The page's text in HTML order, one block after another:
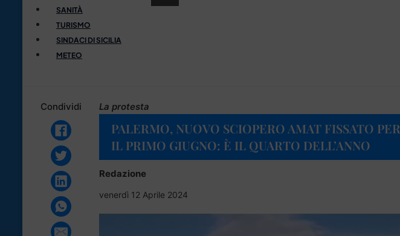
SANITÀ
TURISMO
SINDACI DI SICILIA
METEO
Condividi La protesta
PALERMO, NUOVO SCIOPERO AMAT FISSATO PER
IL PRIMO GIUGNO: È IL QUARTO DELL’ANNO
Redazione
venerdì 12 Aprile 2024